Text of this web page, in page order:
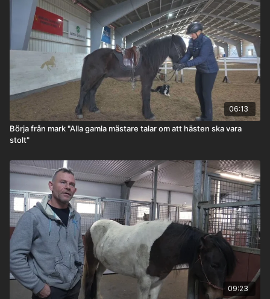
06:13
Börja från mark "Alla gamla mästare talar om att hästen ska vara
stolt"
09:23